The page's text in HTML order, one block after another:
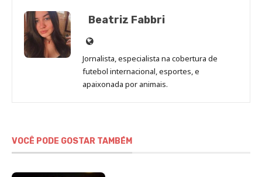
Beatriz Fabbri
Site
de
Beatriz
Fabbri
Jornalista, especialista na cobertura de
futebol internacional, esportes, e
apaixonada por animais.
VOCÊ PODE GOSTAR TAMBÉM